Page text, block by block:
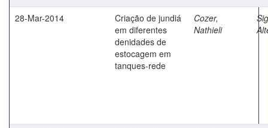
28-Mar-2014
Criação de jundiá
em diferentes
denidades de
estocagem em
tanques-rede
Cozer,
Nathieli